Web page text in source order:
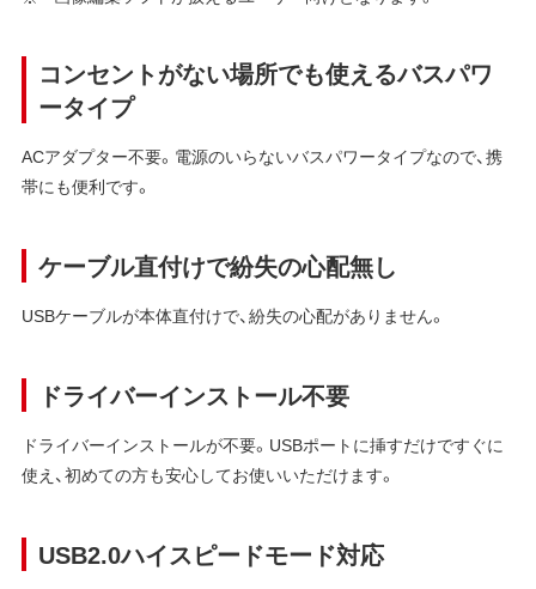
コンセントがない場所でも使えるバスパワ
ータイプ
ACアダプター不要。電源のいらないバスパワータイプなので、携
帯にも便利です。
ケーブル直付けで紛失の心配無し
USBケーブルが本体直付けで、紛失の心配がありません。
ドライバーインストール不要
ドライバーインストールが不要。USBポートに挿すだけですぐに
使え、初めての方も安心してお使いいただけます。
USB2.0ハイスピードモード対応